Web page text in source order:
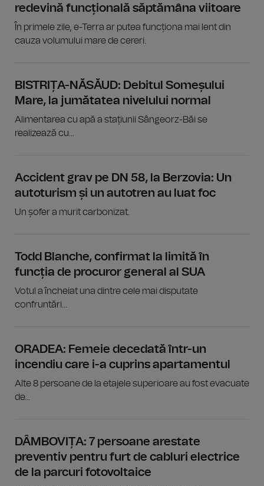
redevină funcțională săptămâna viitoare
În primele zile, e-Terra ar putea funcționa mai lent din
cauza volumului mare de cereri.
BISTRIȚA-NĂSĂUD: Debitul Someșului
Mare, la jumătatea nivelului normal
Alimentarea cu apă a stațiunii Sângeorz-Băi se
realizează cu...
Accident grav pe DN 58, la Berzovia: Un
autoturism și un autotren au luat foc
Un șofer a murit carbonizat.
Todd Blanche, confirmat la limită în
funcția de procuror general al SUA
Votul a încheiat una dintre cele mai disputate
confruntări...
ORADEA: Femeie decedată într-un
incendiu care i-a cuprins apartamentul
Alte 8 persoane de la etajele superioare au fost evacuate
de...
DÂMBOVIȚA: 7 persoane arestate
preventiv pentru furt de cabluri electrice
de la parcuri fotovoltaice